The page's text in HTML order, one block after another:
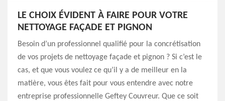
LE CHOIX ÉVIDENT À FAIRE POUR VOTRE
NETTOYAGE FAÇADE ET PIGNON
Besoin d’un professionnel qualifié pour la concrétisation
de vos projets de nettoyage façade et pignon ? Si c’est le
cas, et que vous voulez ce qu’il y a de meilleur en la
matière, vous êtes fait pour vous entendre avec notre
entreprise professionnelle Geftey Couvreur. Que ce soit